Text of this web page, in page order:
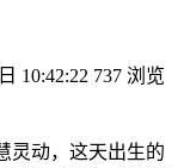
10:42:22 737 浏览
灵动，这天出生的